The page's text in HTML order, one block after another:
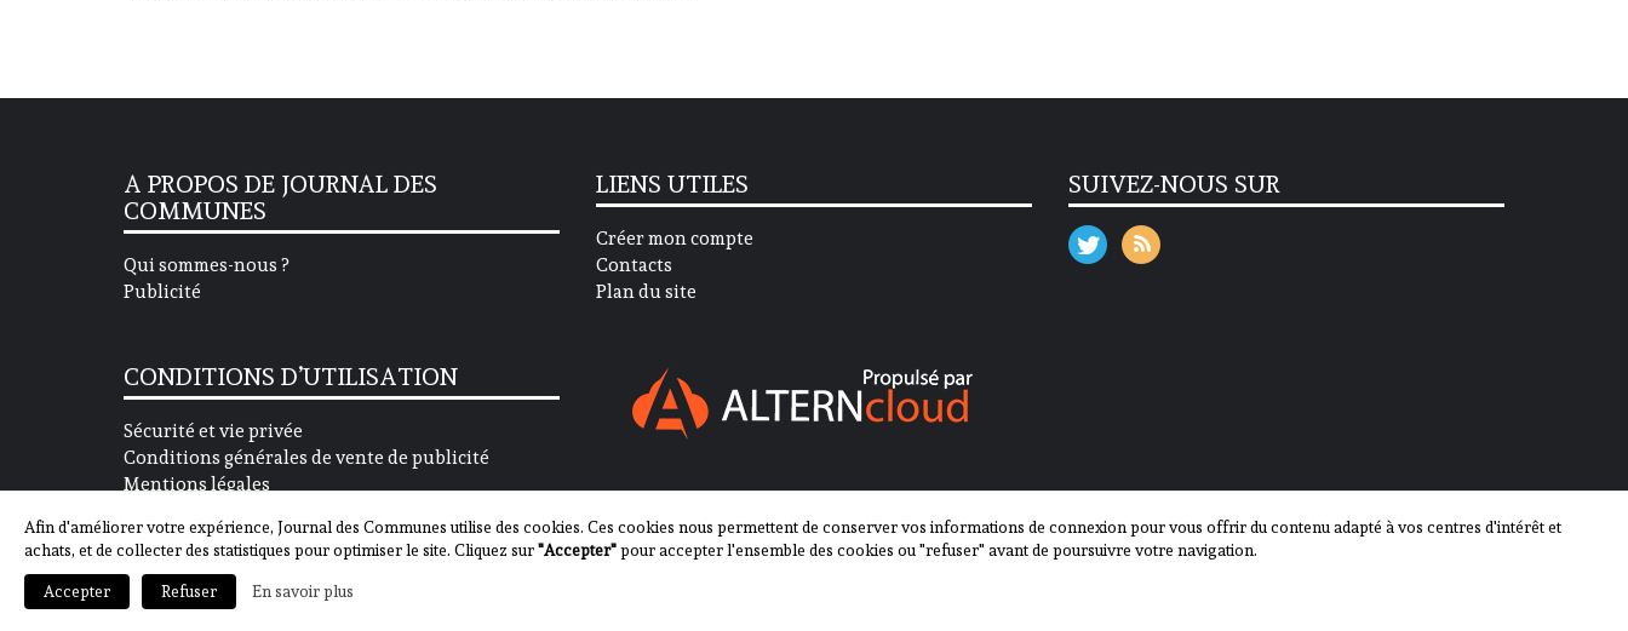
A PROPOS DE JOURNAL DES
COMMUNES
Qui sommes-nous ?
Publicité
CONDITIONS D’UTILISATION
Sécurité et vie privée
Conditions générales de vente de publicité
Mentions légales
LIENS UTILES
Créer mon compte
Contacts
Plan du site
SUIVEZ-NOUS SUR
Afin d'améliorer votre expérience, Journal des Communes utilise des cookies. Ces cookies nous permettent de conserver vos informations de connexion pour vous offrir du contenu adapté à vos centres d'intérêt et
achats, et de collecter des statistiques pour optimiser le site. Cliquez sur"Accepter"pour accepter l'ensemble des cookies ou "refuser" avant de poursuivre votre navigation.
Accepter Refuser En savoir plus